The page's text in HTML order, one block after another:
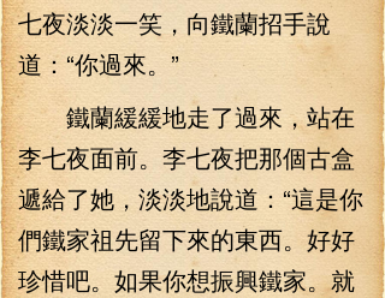
七夜淡淡一笑，向鐵蘭招手說
道：“你過來。”
鐵蘭緩緩地走了過來，站在
李七夜面前。李七夜把那個古盒
遞給了她，淡淡地說道：“這是你
們鐵家祖先留下來的東西。好好
珍惜吧。如果你想振興鐵家。就